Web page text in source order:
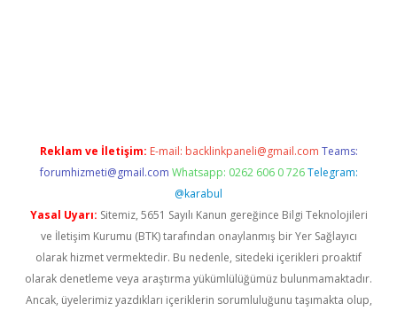
Reklam ve İletişim: E-mail: backlinkpaneli@gmail.com Teams:
forumhizmeti@gmail.com Whatsapp: 0262 606 0 726 Telegram:
@karabul
Yasal Uyarı: Sitemiz, 5651 Sayılı Kanun gereğince Bilgi Teknolojileri
ve İletişim Kurumu (BTK) tarafından onaylanmış bir Yer Sağlayıcı
olarak hizmet vermektedir. Bu nedenle, sitedeki içerikleri proaktif
olarak denetleme veya araştırma yükümlülüğümüz bulunmamaktadır.
Ancak, üyelerimiz yazdıkları içeriklerin sorumluluğunu taşımakta olup,